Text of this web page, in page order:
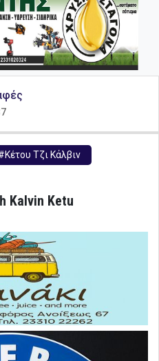
Τζι Κάλβιν
Kalvin Ketu